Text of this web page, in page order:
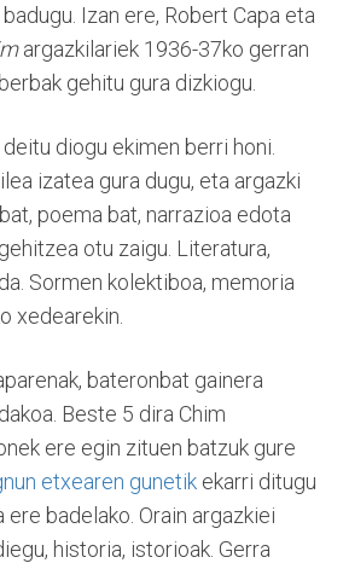
Izan ere, Robert Capa eta
argazkilariek 1936-37ko gerran
gehitu gura dizkiogu.
deitu diogu ekimen berri honi.
izatea gura dugu, eta argazki
poema bat, narrazioa edota
otu zaigu. Literatura,
Sormen kolektiboa, memoria
xedearekin.
bateronbat gainera
Beste 5 dira Chim
ere egin zituen batzuk gure
etxearen gunetik ekarri ditugu
ere badelako. Orain argazkiei
historia, istorioak. Gerra